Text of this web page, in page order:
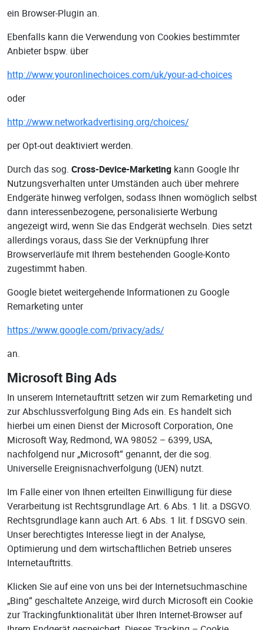
ein Browser-Plugin an.
Ebenfalls kann die Verwendung von Cookies bestimmter
Anbieter bspw. über
http://www.youronlinechoices.com/uk/your-ad-choices
oder
http://www.networkadvertising.org/choices/
per Opt-out deaktiviert werden.
Durch das sog. Cross-Device-Marketing kann Google Ihr
Nutzungsverhalten unter Umständen auch über mehrere
Endgeräte hinweg verfolgen, sodass Ihnen womöglich selbst
dann interessenbezogene, personalisierte Werbung
angezeigt wird, wenn Sie das Endgerät wechseln. Dies setzt
allerdings voraus, dass Sie der Verknüpfung Ihrer
Browserverläufe mit Ihrem bestehenden Google-Konto
zugestimmt haben.
Google bietet weitergehende Informationen zu Google
Remarketing unter
https://www.google.com/privacy/ads/
an.
Microsoft Bing Ads
In unserem Internetauftritt setzen wir zum Remarketing und
zur Abschlussverfolgung Bing Ads ein. Es handelt sich
hierbei um einen Dienst der Microsoft Corporation, One
Microsoft Way, Redmond, WA 98052 – 6399, USA,
nachfolgend nur „Microsoft“ genannt, der die sog.
Universelle Ereignisnachverfolgung (UEN) nutzt.
Im Falle einer von Ihnen erteilten Einwilligung für diese
Verarbeitung ist Rechtsgrundlage Art. 6 Abs. 1 lit. a DSGVO.
Rechtsgrundlage kann auch Art. 6 Abs. 1 lit. f DSGVO sein.
Unser berechtigtes Interesse liegt in der Analyse,
Optimierung und dem wirtschaftlichen Betrieb unseres
Internetauftritts.
Klicken Sie auf eine von uns bei der Internetsuchmaschine
„Bing“ geschaltete Anzeige, wird durch Microsoft ein Cookie
zur Trackingfunktionalität über Ihren Internet-Browser auf